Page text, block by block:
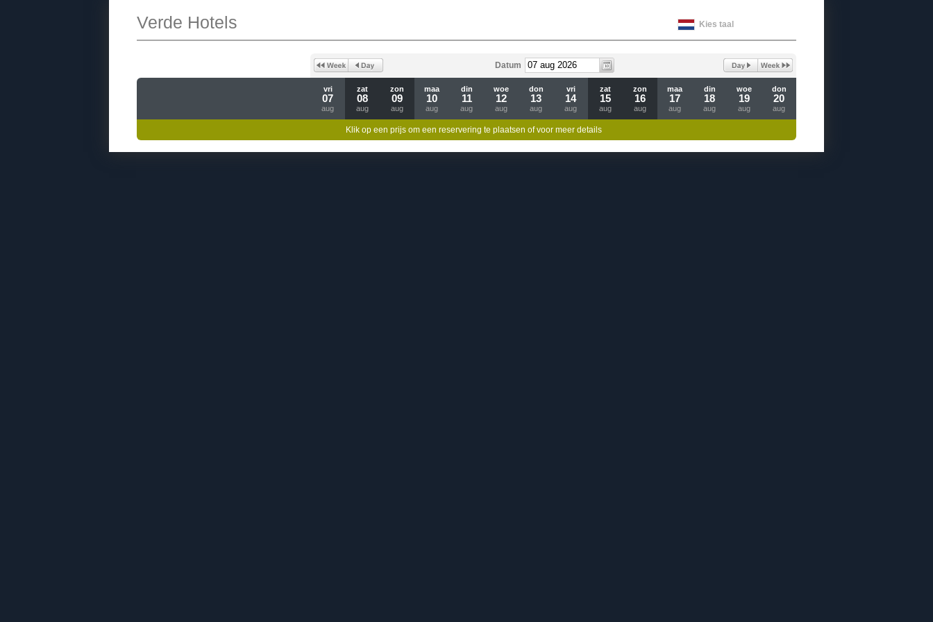
Kies taal
Verde Hotels
Datum
vri
07
aug
zat
08
aug
zon
09
aug
maa
10
aug
din
11
aug
woe
12
aug
don
13
aug
vri
14
aug
zat
15
aug
zon
16
aug
maa
17
aug
din
18
aug
woe
19
aug
don
20
aug
Klik op een prijs om een reservering te plaatsen of voor meer details